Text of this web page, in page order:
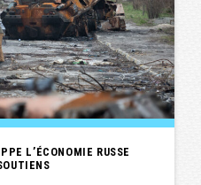
L’ÉCONOMIE RUSSE